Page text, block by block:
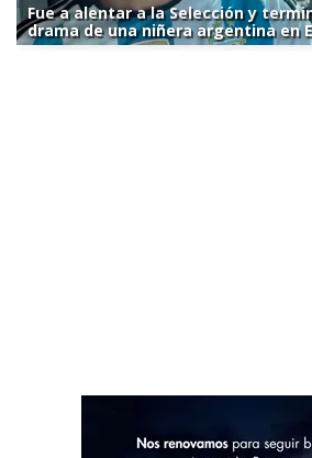
Fue a alentar a la Selección y
drama de una niñera argentina en